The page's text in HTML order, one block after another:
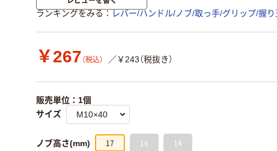
ランキングをみる レバー/ハンドル/ノブ/取っ手/グリップ/握り
￥267 （税込） ／￥243（税抜き）
販売単位：1個
サイズ
ノブ高さ(mm) 17 16 14